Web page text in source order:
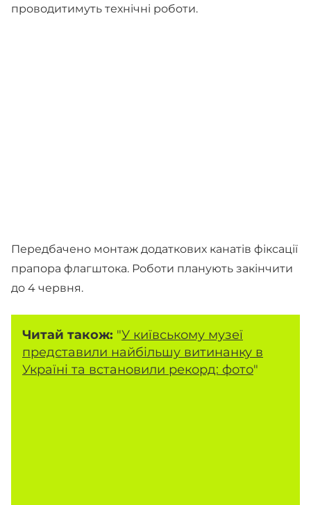
проводитимуть технічні роботи.
Передбачено монтаж додаткових канатів фіксації
прапора флагштока. Роботи планують закінчити
до 4 червня.
Читай також: "У київському музеї
представили найбільшу витинанку в
Україні та встановили рекорд: фото"